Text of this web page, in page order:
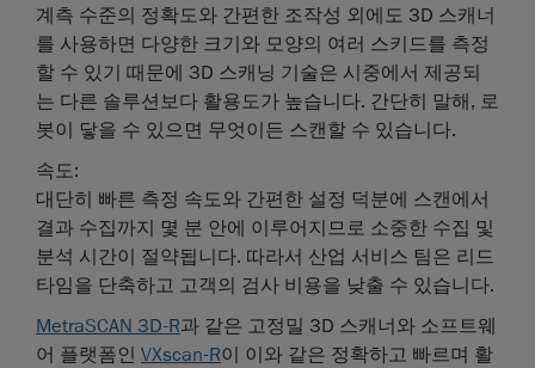
계측 수준의 정확도와 간편한 조작성 외에도 3D 스캐너
를 사용하면 다양한 크기와 모양의 여러 스키드를 측정
할 수 있기 때문에 3D 스캐닝 기술은 시중에서 제공되
는 다른 솔루션보다 활용도가 높습니다. 간단히 말해, 로
봇이 닿을 수 있으면 무엇이든 스캔할 수 있습니다.
속도:
대단히 빠른 측정 속도와 간편한 설정 덕분에 스캔에서
결과 수집까지 몇 분 안에 이루어지므로 소중한 수집 및
분석 시간이 절약됩니다. 따라서 산업 서비스 팀은 리드
타임을 단축하고 고객의 검사 비용을 낮출 수 있습니다.
MetraSCAN 3D-R과 같은 고정밀 3D 스캐너와 소프트웨
어 플랫폼인 VXscan-R이 이와 같은 정확하고 빠르며 활